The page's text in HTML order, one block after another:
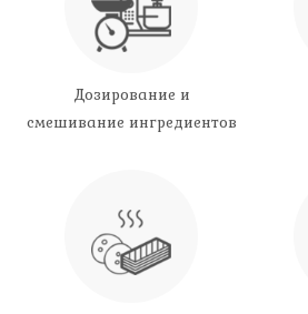
Дозирование и
смешивание ингредиентов